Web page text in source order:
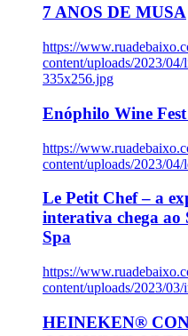
7 ANOS DE MUSA
https://
content/uploads/2023/
335x256.jpg
Enóphilo Wine
https://
content/uploads/2023/
Le Petit Chef – a
interativa chega
Spa
https://
content/uploads/2023/
HEINEKEN®